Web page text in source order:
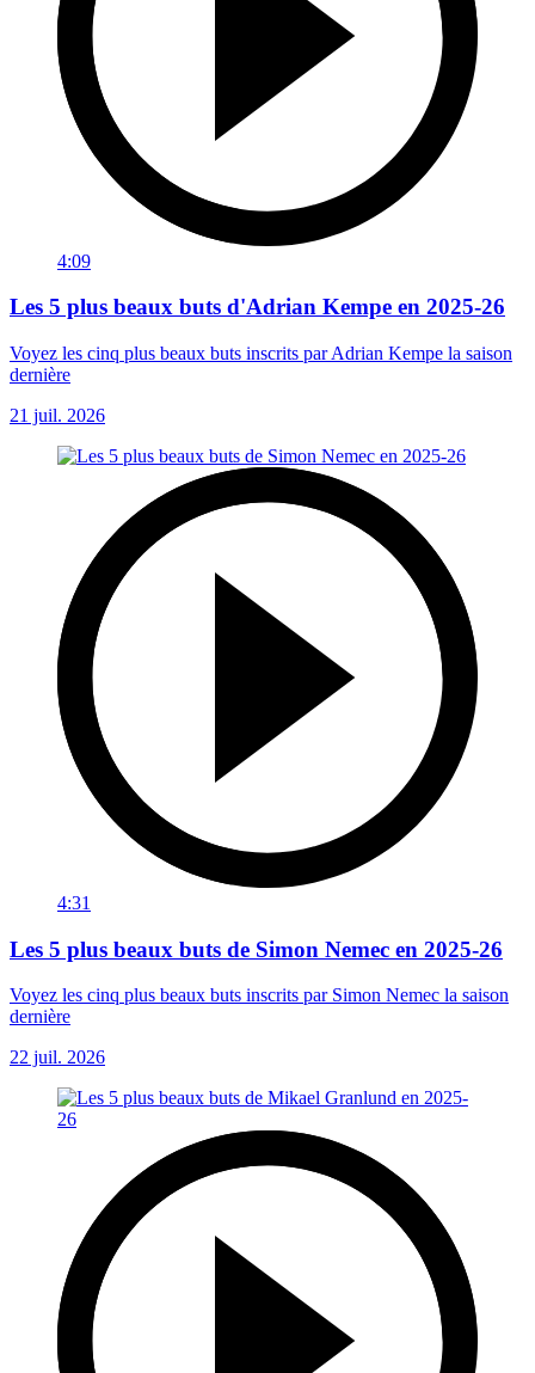
4:09
Les 5 plus beaux buts d'Adrian Kempe en 2025-26
Voyez les cinq plus beaux buts inscrits par Adrian Kempe la saison
dernière
21 juil. 2026
4:31
Les 5 plus beaux buts de Simon Nemec en 2025-26
Voyez les cinq plus beaux buts inscrits par Simon Nemec la saison
dernière
22 juil. 2026